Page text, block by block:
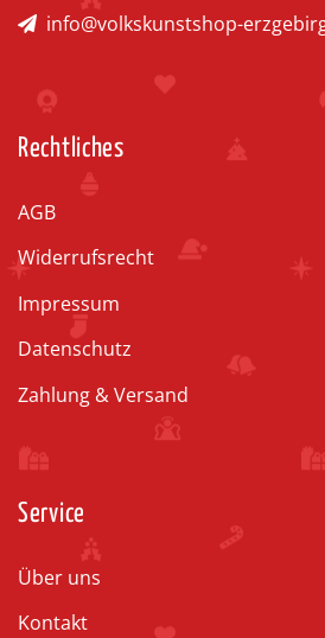
info@volkskunstshop-
Rechtliches
AGB
Widerrufsrecht
Impressum
Datenschutz
Zahlung & Versand
Service
Über uns
Kontakt